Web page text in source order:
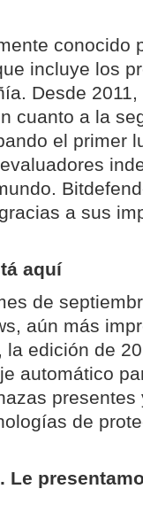
conocido
incluye los
Desde
cuanto a la
el primer
a sus
aquí
de
aún más
edición de
automático
de
Le